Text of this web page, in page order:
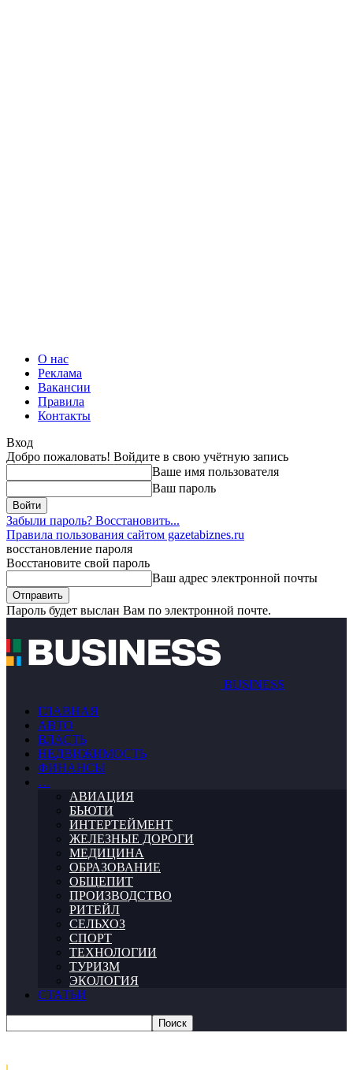
О нас
Реклама
Вакансии
Правила
Контакты
Вход
Добро пожаловать! Войдите в свою учётную запись
Ваше имя пользователя
Ваш пароль
Забыли пароль? Восстановить...
Правила пользования сайтом gazetabiznes.ru
восстановление пароля
Восстановите свой пароль
Ваш адрес электронной почты
Пароль будет выслан Вам по электронной почте.
BUSINESS
ГЛАВНАЯ
АВТО
ВЛАСТЬ
НЕДВИЖИМОСТЬ
ФИНАНСЫ
…
АВИАЦИЯ
БЬЮТИ
ИНТЕРТЕЙМЕНТ
ЖЕЛЕЗНЫЕ ДОРОГИ
МЕДИЦИНА
ОБРАЗОВАНИЕ
ОБЩЕПИТ
ПРОИЗВОДСТВО
РИТЕЙЛ
СЕЛЬХОЗ
СПОРТ
ТЕХНОЛОГИИ
ТУРИЗМ
ЭКОЛОГИЯ
СТАТЬИ